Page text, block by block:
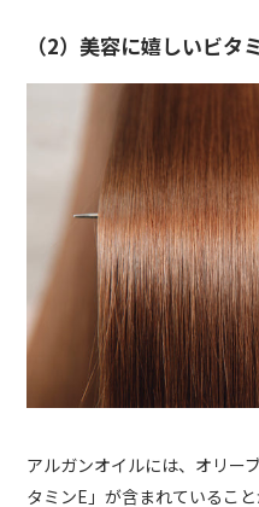
（2）美容に嬉しいビタ
アルガンオイルには、オリー
タミンE」が含まれているこ